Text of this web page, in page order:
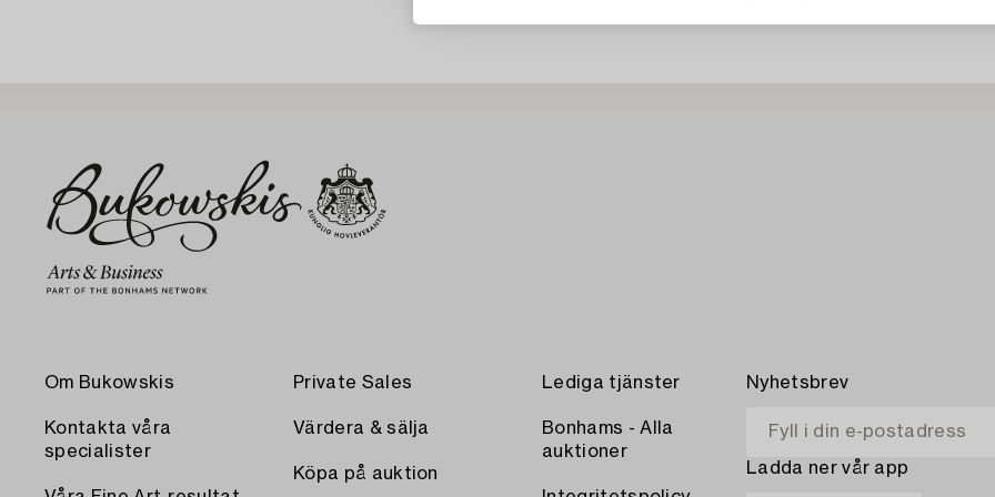
Om Bukowskis
Kontakta våra
specialister
Private Sales
Värdera & sälja
Köpa på auktion
Lediga tjänster
Bonhams - Alla
auktioner
Nyhetsbrev
Ladda ner vår app